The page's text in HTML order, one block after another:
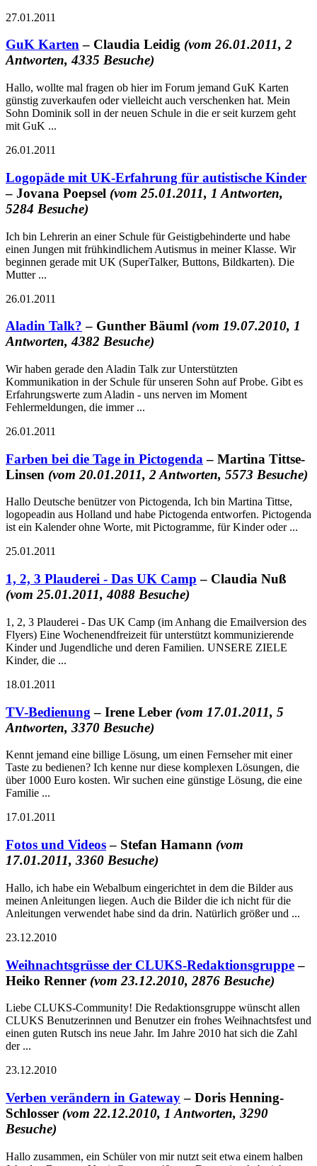
27.01.2011
GuK Karten– Claudia Leidig (vom 26.01.2011, 2
Antworten, 4335 Besuche)
Hallo, wollte mal fragen ob hier im Forum jemand GuK Karten
günstig zuverkaufen oder vielleicht auch verschenken hat. Mein
Sohn Dominik soll in der neuen Schule in die er seit kurzem geht
mit GuK ...
26.01.2011
Logopäde mit UK-Erfahrung für autistische Kinder
– Jovana Poepsel (vom 25.01.2011, 1 Antworten,
5284 Besuche)
Ich bin Lehrerin an einer Schule für Geistigbehinderte und habe
einen Jungen mit frühkindlichem Autismus in meiner Klasse. Wir
beginnen gerade mit UK (SuperTalker, Buttons, Bildkarten). Die
Mutter ...
26.01.2011
Aladin Talk? – Gunther Bäuml (vom 19.07.2010, 1
Antworten, 4382 Besuche)
Wir haben gerade den Aladin Talk zur Unterstützten
Kommunikation in der Schule für unseren Sohn auf Probe. Gibt es
Erfahrungswerte zum Aladin - uns nerven im Moment
Fehlermeldungen, die immer ...
26.01.2011
Farben bei die Tage in Pictogenda – Martina Tittse-
Linsen (vom 20.01.2011, 2 Antworten, 5573 Besuche)
Hallo Deutsche benützer von Pictogenda, Ich bin Martina Tittse,
logopeadin aus Holland und habe Pictogenda entworfen. Pictogenda
ist ein Kalender ohne Worte, mit Pictogramme, für Kinder oder ...
25.01.2011
1, 2, 3 Plauderei - Das UK Camp – Claudia Nuß
(vom 25.01.2011, 4088 Besuche)
1, 2, 3 Plauderei - Das UK Camp (im Anhang die Emailversion des
Flyers) Eine Wochenendfreizeit für unterstützt kommunizierende
Kinder und Jugendliche und deren Familien. UNSERE ZIELE
Kinder, die ...
18.01.2011
TV-Bedienung – Irene Leber (vom 17.01.2011, 5
Antworten, 3370 Besuche)
Kennt jemand eine billige Lösung, um einen Fernseher mit einer
Taste zu bedienen? Ich kenne nur diese komplexen Lösungen, die
über 1000 Euro kosten. Wir suchen eine günstige Lösung, die eine
Familie ...
17.01.2011
Fotos und Videos– Stefan Hamann (vom
17.01.2011, 3360 Besuche)
Hallo, ich habe ein Webalbum eingerichtet in dem die Bilder aus
meinen Anleitungen liegen. Auch die Bilder die ich nicht für die
Anleitungen verwendet habe sind da drin. Natürlich größer und ...
23.12.2010
Weihnachtsgrüsse der CLUKS-Redaktionsgruppe–
Heiko Renner (vom 23.12.2010, 2876 Besuche)
Liebe CLUKS-Community! Die Redaktionsgruppe wünscht allen
CLUKS Benutzerinnen und Benutzer ein frohes Weihnachtsfest und
einen guten Rutsch ins neue Jahr. Im Jahre 2010 hat sich die Zahl
der ...
23.12.2010
Verben verändern in Gateway– Doris Henning-
Schlosser (vom 22.12.2010, 1 Antworten, 3290
Besuche)
Hallo zusammen, ein Schüler von mir nutzt seit etwa einem halben